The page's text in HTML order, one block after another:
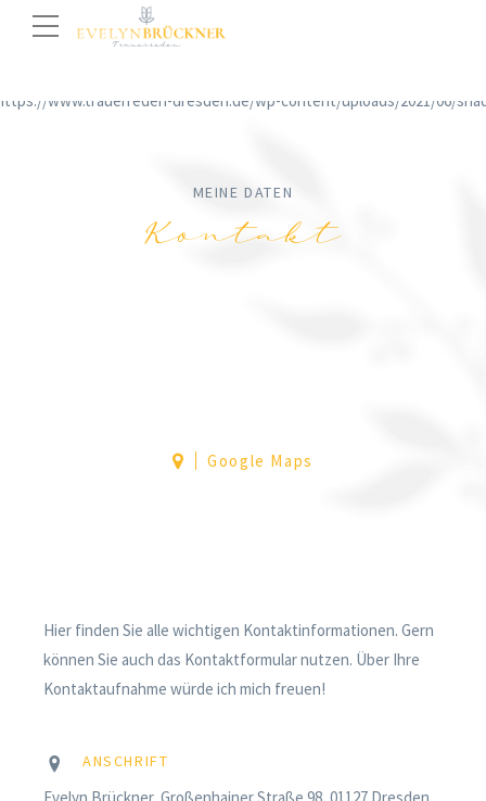
MEINE DATEN
Kontakt
Google Maps
Hier finden Sie alle wichtigen Kontaktinformationen. Gern
können Sie auch das Kontaktformular nutzen. Über Ihre
Kontaktaufnahme würde ich mich freuen!
ANSCHRIFT